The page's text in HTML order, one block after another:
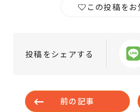
この投稿を
投稿をシェアする
前の記事